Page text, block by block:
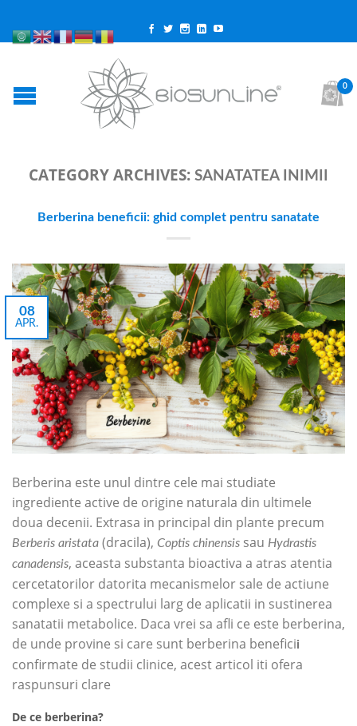
0
CATEGORY ARCHIVES: SANATATEA INIMII
Berberina beneficii: ghid complet pentru sanatate
08
APR.
Berberina este unul dintre cele mai studiate
ingrediente active de origine naturala din ultimele
doua decenii. Extrasa in principal din plante precum
Berberis aristata (dracila), Coptis chinensis sau Hydrastis
canadensis, aceasta substanta bioactiva a atras atentia
cercetatorilor datorita mecanismelor sale de actiune
complexe si a spectrului larg de aplicatii in sustinerea
sanatatii metabolice. Daca vrei sa afli ce este berberina,
de unde provine si care sunt berberina beneficii
confirmate de studii clinice, acest articol iti ofera
raspunsuri clare
De ce berberina?